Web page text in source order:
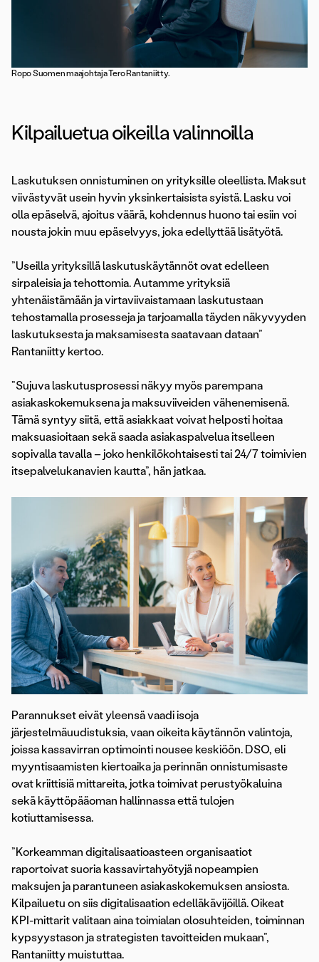
Ropo Suomen maajohtaja Tero Rantaniitty.
Kilpailuetua oikeilla valinnoilla
Laskutuksen onnistuminen on yrityksille oleellista. Maksut
viivästyvät usein hyvin yksinkertaisista syistä. Lasku voi
olla epäselvä, ajoitus väärä, kohdennus huono tai esiin voi
nousta jokin muu epäselvyys, joka edellyttää lisätyötä.
”Useilla yrityksillä laskutuskäytännöt ovat edelleen
sirpaleisia ja tehottomia. Autamme yrityksiä
yhtenäistämään ja virtaviivaistamaan laskutustaan
tehostamalla prosesseja ja tarjoamalla täyden näkyvyyden
laskutuksesta ja maksamisesta saatavaan dataan”
Rantaniitty kertoo.
”Sujuva laskutusprosessi näkyy myös parempana
asiakaskokemuksena ja maksuviiveiden vähenemisenä.
Tämä syntyy siitä, että asiakkaat voivat helposti hoitaa
maksuasioitaan sekä saada asiakaspalvelua itselleen
sopivalla tavalla – joko henkilökohtaisesti tai 24/7 toimivien
itsepalvelukanavien kautta”, hän jatkaa.
Parannukset eivät yleensä vaadi isoja
järjestelmäuudistuksia, vaan oikeita käytännön valintoja,
joissa kassavirran optimointi nousee keskiöön. DSO, eli
myyntisaamisten kiertoaika ja perinnän onnistumisaste
ovat kriittisiä mittareita, jotka toimivat perustyökaluina
sekä käyttöpääoman hallinnassa että tulojen
kotiuttamisessa.
”Korkeamman digitalisaatioasteen organisaatiot
raportoivat suoria kassavirtahyötyjä nopeampien
maksujen ja parantuneen asiakaskokemuksen ansiosta.
Kilpailuetu on siis digitalisaation edelläkävijöillä. Oikeat
KPI-mittarit valitaan aina toimialan olosuhteiden, toiminnan
kypsyystason ja strategisten tavoitteiden mukaan”,
Rantaniitty muistuttaa.